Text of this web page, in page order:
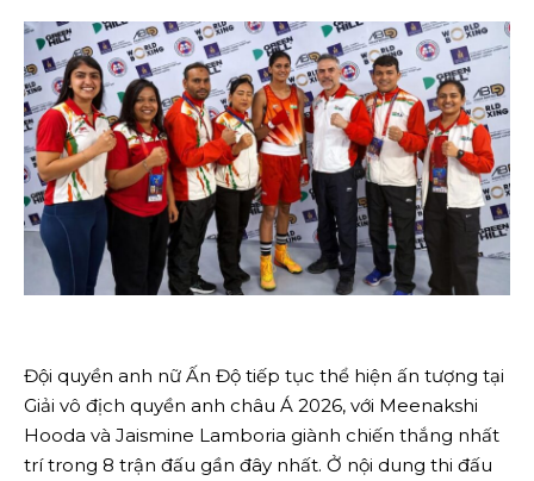
Đội quyền anh nữ Ấn Độ tiếp tục thể hiện ấn tượng tại
Giải vô địch quyền anh châu Á 2026, với Meenakshi
Hooda và Jaismine Lamboria giành chiến thắng nhất
trí trong 8 trận đấu gần đây nhất. Ở nội dung thi đấu